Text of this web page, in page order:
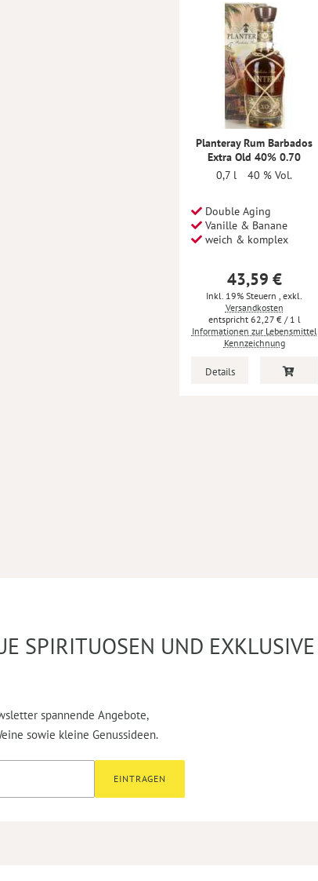
Planteray Rum Barbados
Extra Old 40% 0.70
0,7 l
40 % Vol.
Double Aging
Vanille & Banane
weich & komplex
43,59 €
Inkl. 19% Steuern, exkl.
Versandkosten
62,27 €/ 1 l
Informationen zur Lebensmittel
Kennzeichnung
Details
SPIRITUOSEN UND EXKLUSIVE
spannende Angebote,
sowie kleine Genussideen.
EINTRAGEN